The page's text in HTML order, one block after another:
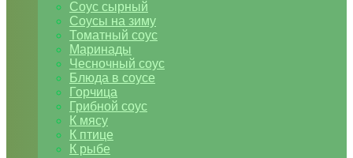
Соус сырный
Соусы на зиму
Томатный соус
Маринады
Чесночный соус
Блюда в соусе
Горчица
Грибной соус
К мясу
К птице
К рыбе